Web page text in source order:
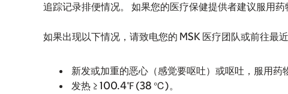
追踪记录排便情况。 如果您的医疗保健提供者建议服用药
如果出现以下情况，请致电您的 MSK 医疗团队或前往最
新发或加重的恶心（感觉要呕吐）或呕吐，服用药
发热 ≥ 100.4℉ (38 ℃)。